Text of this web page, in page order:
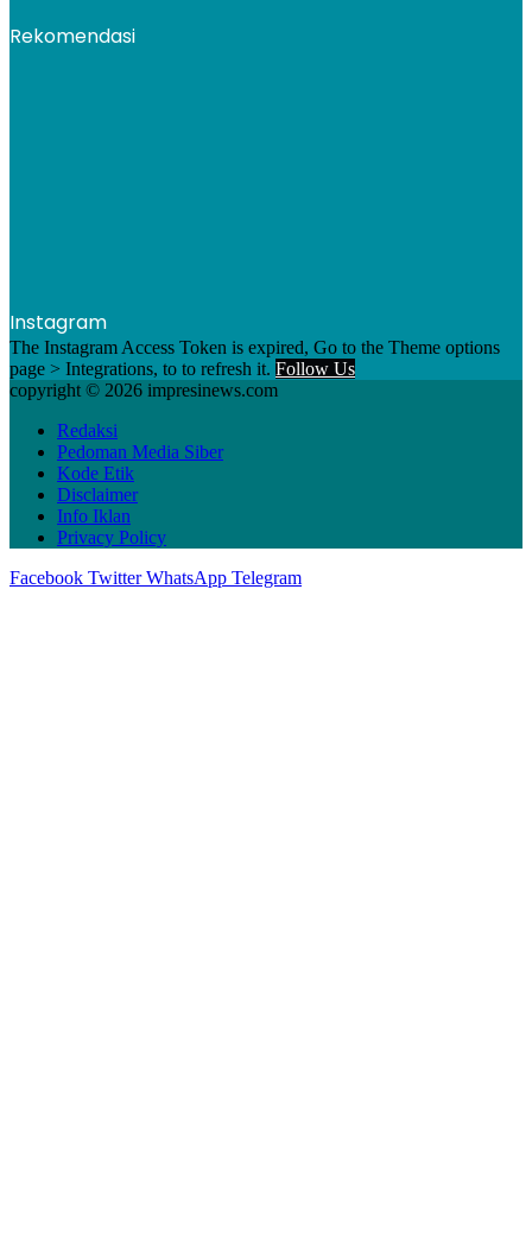
Rekomendasi
Instagram
The Instagram Access Token is expired, Go to the Theme options
page > Integrations, to to refresh it. Follow Us
copyright © 2026 impresinews.com
Redaksi
Pedoman Media Siber
Kode Etik
Disclaimer
Info Iklan
Privacy Policy
Facebook Twitter WhatsApp Telegram